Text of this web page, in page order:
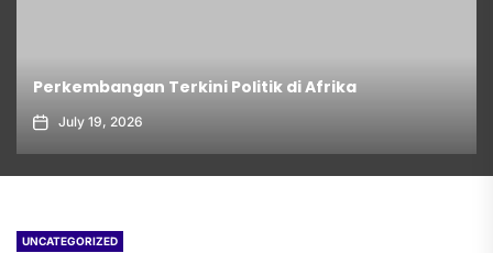
Perkembangan Terkini Politik di Afrika
July 19, 2026
UNCATEGORIZED